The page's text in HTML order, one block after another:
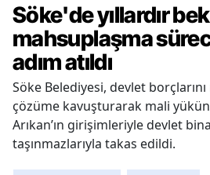
Söke'de yıllardır
mahsuplaşma
adım atıldı
Söke Belediyesi, devlet
çözüme kavuşturarak mali
Arıkan’ın girişimleriyle devlet
taşınmazlarıyla takas edildi.